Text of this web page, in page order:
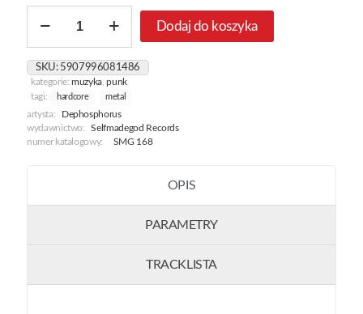
Impossible
Dodaj do koszyka
SKU: 5907996081486
kategorie:muzyka ,punk
tagi:
hardcore metal
artysta:
Dephosphorus
wydawnictwo:
Selfmadegod Records
numer katalogowy:
SMG 168
OPIS
PARAMETRY
TRACKLISTA